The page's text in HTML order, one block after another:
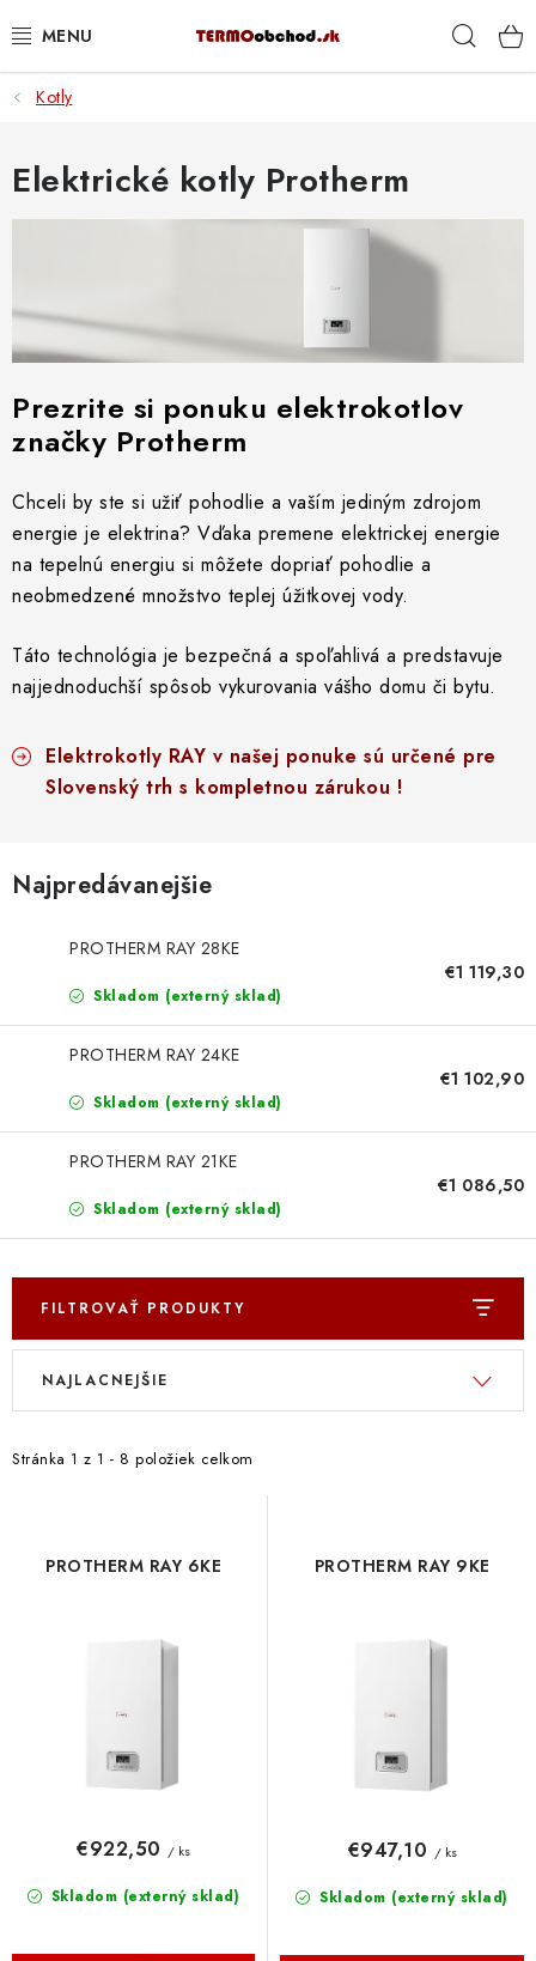
na
VYKUROVANIE
ROZVOD VODY A KÚRENIA
ODPAD A KANALIZÁCIA
% DOPREDAJ
PREČO SA OPLATÍ KUPOVAŤ RADIÁTORY KORADO
CEZ TERMOOBCHOD.SK
Hodnotenie obchodu Blog Kontakty
Napíšte nám
Doprava a Platba
Kotly
Elektrické kotly Protherm
Prezrite si ponuku elektrokotlov
značky Protherm
Chceli by ste si užiť pohodlie a vaším jediným zdrojom
energie je elektrina? Vďaka premene elektrickej energie
na tepelnú energiu si môžete dopriať pohodlie a
neobmedzené množstvo teplej úžitkovej vody.
Táto technológia je bezpečná a spoľahlivá a predstavuje
najjednoduchší spôsob vykurovania vášho domu či bytu.
Elektrokotly RAY v našej ponuke sú určené pre
Slovenský trh s kompletnou zárukou !
Najpredávanejšie
PROTHERM RAY 28KE
Skladom (externý sklad)
€1 119,30
PROTHERM RAY 24KE
Skladom (externý sklad)
€1 102,90
PROTHERM RAY 21KE
Skladom (externý sklad)
€1 086,50
FILTROVAŤ PRODUKTY
V
i
Stránka 1 z 1 - 8 položiek celkom
R
e
NAJLACNEJŠIE
PROTHERM RAY 6KE
Skladom (externý sklad)
€922,50 / ks
PROTHERM RAY 9KE
Skladom (externý sklad)
€947,10 / ks